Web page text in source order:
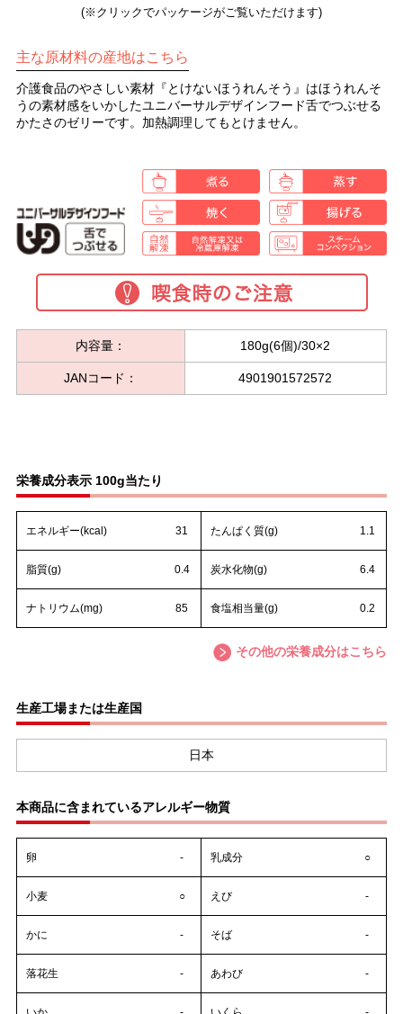
(※クリックでパッケージがご覧いただけます)
主な原材料の産地はこちら
介護食品のやさしい素材『とけないほうれんそう』はほうれんそ
うの素材感をいかしたユニバーサルデザインフード舌でつぶせる
かたさのゼリーです。加熱調理してもとけません。
内容量： 180g(6個)/30×2
JANコード： 4901901572572
栄養成分表示 100g当たり
その他の栄養成分はこちら
エネルギー(kcal) 31 たんぱく質(g) 1.1
脂質(g) 0.4 炭水化物(g) 6.4
ナトリウム(mg) 85 食塩相当量(g) 0.2
生産工場または生産国
日本
本商品に含まれているアレルギー物質
卵 - 乳成分 ○
小麦 ○ えび -
かに - そば -
落花生 - あわび -